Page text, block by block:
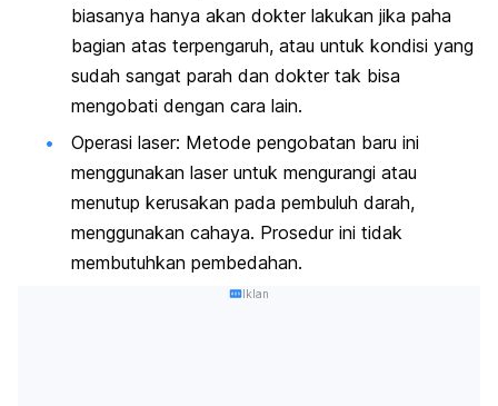
biasanya hanya akan dokter lakukan jika paha
bagian atas terpengaruh, atau untuk kondisi yang
sudah sangat parah dan dokter tak bisa
mengobati dengan cara lain.
Operasi laser: Metode pengobatan baru ini
menggunakan laser untuk mengurangi atau
menutup kerusakan pada pembuluh darah,
menggunakan cahaya. Prosedur ini tidak
membutuhkan pembedahan.
Iklan